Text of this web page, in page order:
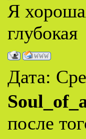
Я
глубокая
Дата:
после